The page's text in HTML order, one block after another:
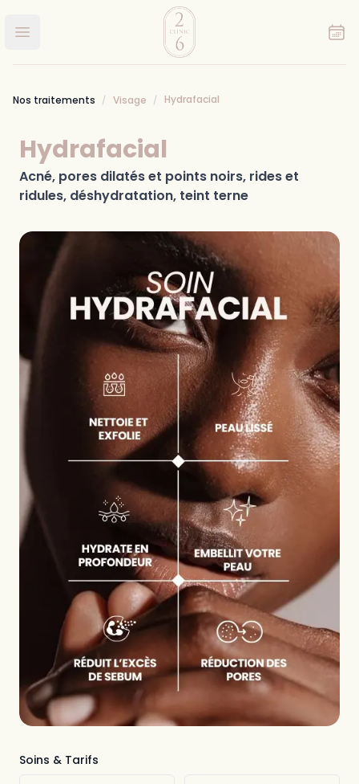
Ouvrir le menu principal
Clinic 26
Nos traitements Visage Hydrafacial
Hydrafacial
Acné, pores dilatés et points noirs, rides et
ridules, déshydratation, teint terne
Images
Soins & Tarifs